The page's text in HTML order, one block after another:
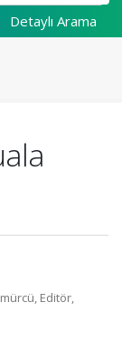
Detaylı Arama
Editör,